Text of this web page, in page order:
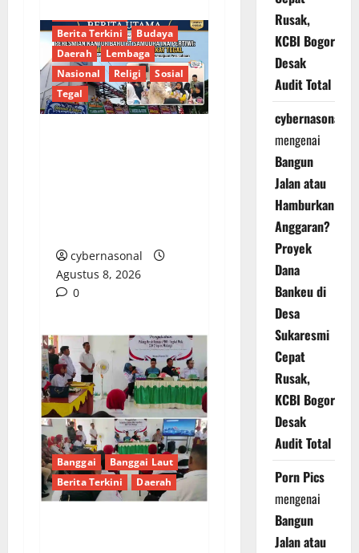
Berita Terkini
Budaya
Daerah
Lembaga
Nasional
Religi
Sosial
Tegal
cybernasonal
Agustus 8, 2026
0
Banggai
Banggai Laut
Berita Terkini
Daerah
Rusak,
KCBI Bogor
Desak
Audit Total
cybernasonal
mengenai
Bangun
Jalan atau
Hamburkan
Anggaran?
Proyek
Dana
Bankeu di
Desa
Sukaresmi
Cepat
Rusak,
KCBI Bogor
Desak
Audit Total
Porn Pics
mengenai
Bangun
Jalan atau